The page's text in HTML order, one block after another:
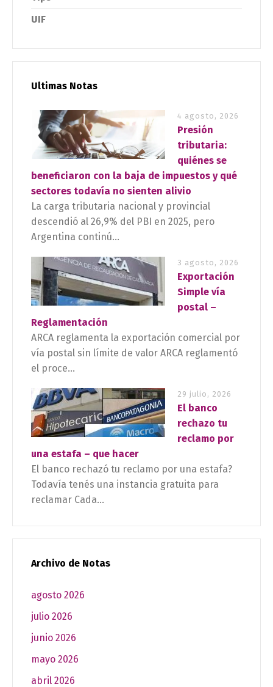
UIF
Ultimas Notas
4 agosto, 2026
Presión
tributaria:
quiénes se
beneficiaron con la baja de impuestos y qué
sectores todavía no sienten alivio
La carga tributaria nacional y provincial
descendió al 26,9% del PBI en 2025, pero
Argentina continú...
3 agosto, 2026
Exportación
Simple vía
postal –
Reglamentación
ARCA reglamenta la exportación comercial por
vía postal sin límite de valor ARCA reglamentó
el proce...
29 julio, 2026
El banco
rechazo tu
reclamo por
una estafa – que hacer
El banco rechazó tu reclamo por una estafa?
Todavía tenés una instancia gratuita para
reclamar Cada...
Archivo de Notas
agosto 2026
julio 2026
junio 2026
mayo 2026
abril 2026